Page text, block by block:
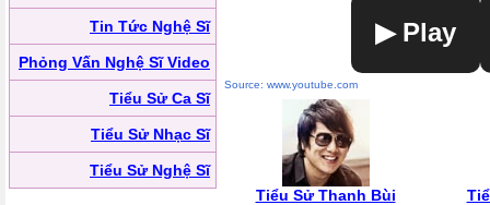
Tin Tức Nghệ Sĩ
Phỏng Vấn Nghệ Sĩ Video
Tiểu Sử Ca Sĩ
Tiểu Sử Nhạc Sĩ
Tiểu Sử Nghệ Sĩ
▶ Play
Source: www.youtube.com
Tiểu Sử Thanh Bùi